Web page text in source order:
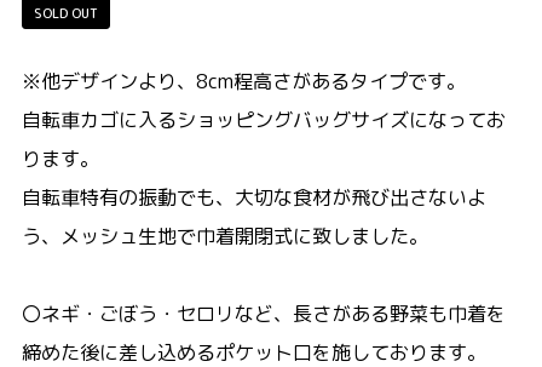
SOLD OUT
※他デザインより、8cm程高さがあるタイプです。
自転車カゴに入るショッピングバッグサイズになってお
ります。
自転車特有の振動でも、大切な食材が飛び出さないよ
う、メッシュ生地で巾着開閉式に致しました。
〇ネギ・ごぼう・セロリなど、長さがある野菜も巾着を
締めた後に差し込めるポケット口を施しております。